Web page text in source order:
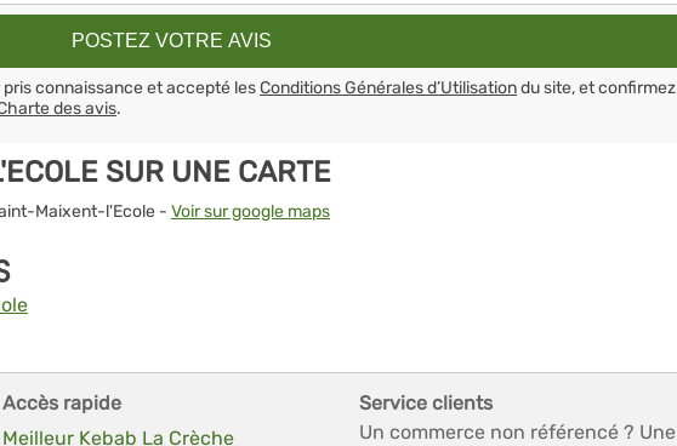
connaissance et accepté lesConditions Générales d’Utilisationdu site, et confirmez
des avis.
SUR UNE CARTE
Maixent-l'Ecole - Voir sur google maps
Accès rapide
Meilleur Kebab La Crèche
Service clients
Un commerce non référencé ? Une